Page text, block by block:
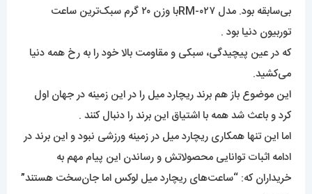
بی‌سابقه بود. مدل RM-۰۲۷با وزن ۲۰ گرم سبک‌ترین ساعت
توربیون دنیا بود .
که در عین پیچیدگی، سبکی و مقاومت بالا خود را به رخ همه دنیا
می‌کشید.
این موضوع باز هم برند ریچارد میل را در این زمینه در جهان اول
کرد و باعث شد همه با اشتیاق این برند را دنبال کنند .
اما این تنها همکاری ریچارد میل در زمینه ورزشی نبود و این برند در
ادامه اثبات توانایی محصولاتش و رساندن این پیام مهم به
خریداران که: “ساعت‌های ریچارد میل لوکس اما جان‌سخت هستند”